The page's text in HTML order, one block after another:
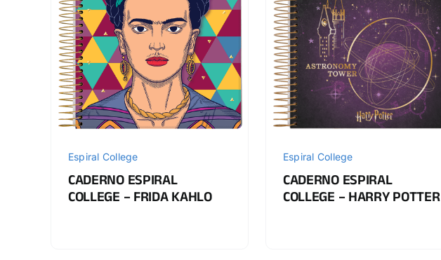
Espiral College
CADERNO ESPIRAL
COLLEGE – FRIDA KAHLO
Espiral College
CADERNO ESPIRAL
COLLEGE – HARRY POTTER